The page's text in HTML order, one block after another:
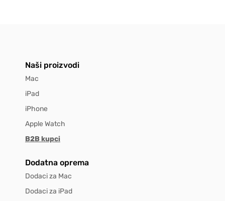
Naši proizvodi
Mac
iPad
iPhone
Apple Watch
B2B kupci
Dodatna oprema
Dodaci za Mac
Dodaci za iPad